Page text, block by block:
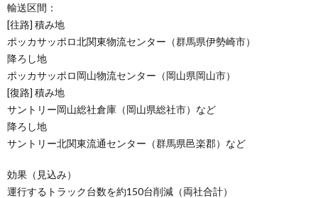
輸送区間：
[往路] 積み地
ポッカサッポロ北関東物流センター（群馬県伊勢崎市）
降ろし地
ポッカサッポロ岡山物流センター（岡山県岡山市）
[復路] 積み地
サントリー岡山総社倉庫（岡山県総社市）など
降ろし地
サントリー北関東流通センター（群馬県邑楽郡）など
効果（見込み）
運行するトラック台数を約150台削減（両社合計）